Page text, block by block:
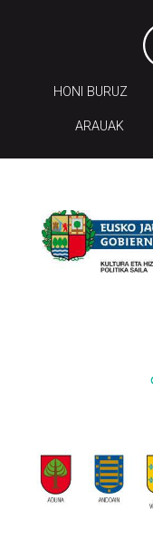
HONI BURUZ
ARAUAK